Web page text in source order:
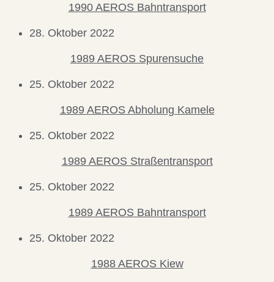
1990 AEROS Bahntransport
28. Oktober 2022
1989 AEROS Spurensuche
25. Oktober 2022
1989 AEROS Abholung Kamele
25. Oktober 2022
1989 AEROS Straßentransport
25. Oktober 2022
1989 AEROS Bahntransport
25. Oktober 2022
1988 AEROS Kiew